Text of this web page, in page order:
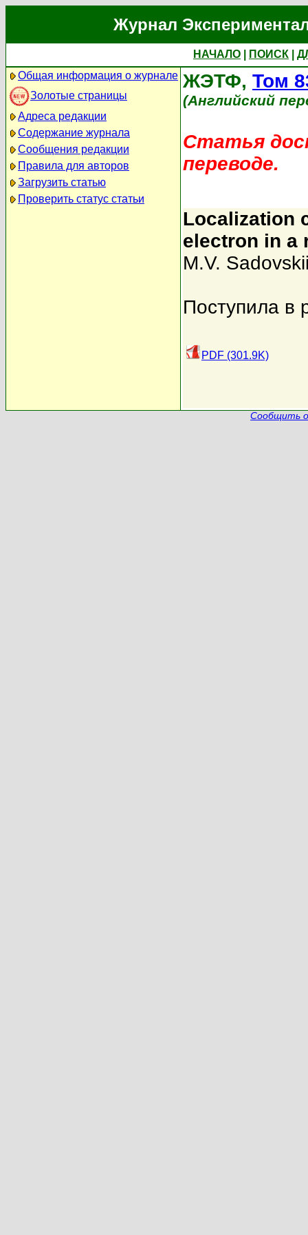
Журнал
НАЧАЛО ПОИСК
Общая информация о журнале
Золотые страницы
Адреса редакции
Содержание журнала
Сообщения редакции
Правила для авторов
Загрузить статью
Проверить статус статьи
ЖЭТФ, Том
(Английский
Статья
переводе.
Localization
electron in a
M.V.
Поступила в
PDF (301.9K)
Сообщить о